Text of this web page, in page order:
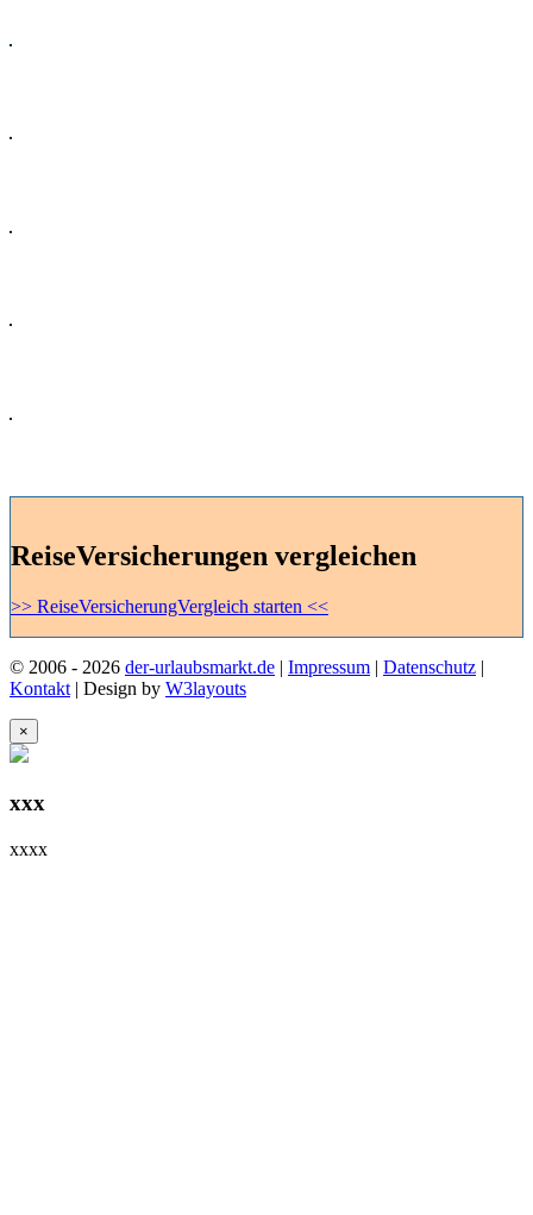
ReiseVersicherungen vergleichen
>> ReiseVersicherungVergleich starten <<
© 2006 - 2026 der-urlaubsmarkt.de | Impressum | Datenschutz |
Kontakt | Design by W3layouts
×
xxx
xxxx